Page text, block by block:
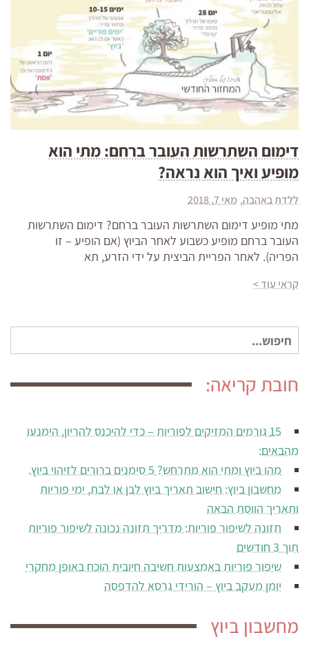
דימום השתרשות העובר ברחם: מתי הוא
מופיע ואיך הוא נראה?
ללדת באהבה מאי 7, 2018
מתי מופיע דימום השתרשות העובר ברחם? דימום השתרשות
העובר ברחם מופיע כשבוע לאחר הביוץ (אם הופיע – זו
הפריה). לאחר הפריית הביצית על ידי הזרע, תא
קראי עוד >
חיפוש
עבור:
חובת קריאה:
15 גורמים המזיקים לפוריות – כדי להיכנס להריון, הימנעו
מהבאים:
מהו ביוץ ומתי הוא מתרחש? 5 סימנים ברורים לזיהוי ביוץ.
מחשבון ביוץ: חישוב תאריך ביוץ לבן או לבת, ימי פוריות
ותאריך הווסת הבאה
תזונה לשיפור פוריות: מדריך תזונה נכונה לשיפור פוריות
תוך 3 חודשים
שיפור פוריות באמצעות חשיבה חיובית הוכח באופן מחקרי
יומן מעקב ביוץ – הורידי גרסא להדפסה
מחשבון ביוץ